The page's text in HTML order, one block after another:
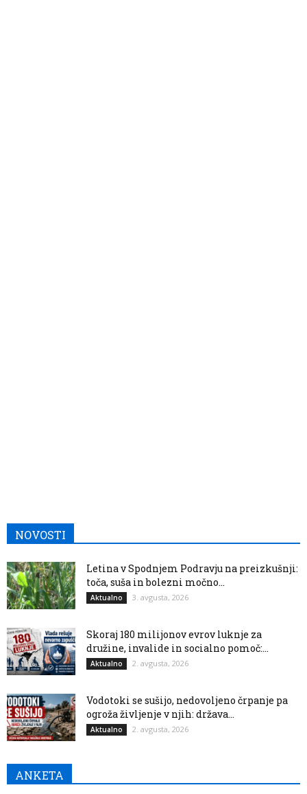
NOVOSTI
Letina v Spodnjem Podravju na preizkušnji:
toča, suša in bolezni močno...
Aktualno 3. avgusta, 2026
Skoraj 180 milijonov evrov luknje za
družine, invalide in socialno pomoč:...
Aktualno 2. avgusta, 2026
Vodotoki se sušijo, nedovoljeno črpanje pa
ogroža življenje v njih: država...
Aktualno 2. avgusta, 2026
ANKETA